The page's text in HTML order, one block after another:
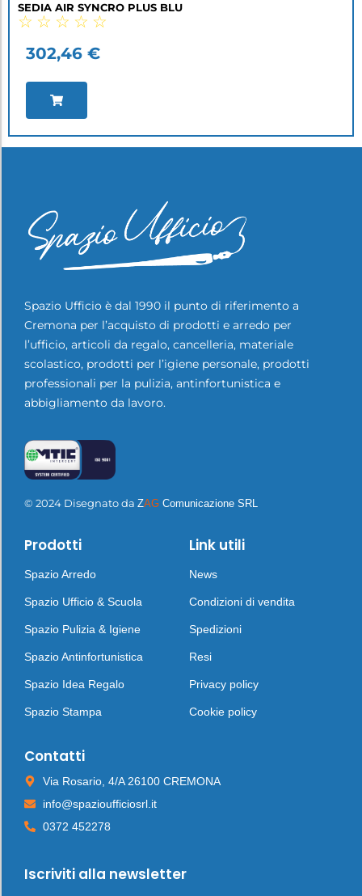
SEDIA AIR SYNCRO PLUS BLU
☆ ☆ ☆ ☆ ☆
302,46 €
Spazio Ufficio è dal 1990 il punto di riferimento a
Cremona per l’acquisto di prodotti e arredo per
l’ufficio, articoli da regalo, cancelleria, materiale
scolastico, prodotti per l’igiene personale, prodotti
professionali per la pulizia, antinfortunistica e
abbigliamento da lavoro.
© 2024 Disegnato da ZAG Comunicazione SRL
Prodotti
Spazio Arredo
Spazio Ufficio & Scuola
Spazio Pulizia & Igiene
Spazio Antinfortunistica
Spazio Idea Regalo
Spazio Stampa
Link utili
News
Condizioni di vendita
Spedizioni
Resi
Privacy policy
Cookie policy
Contatti
Via Rosario, 4/A 26100 CREMONA
info@spazioufficiosrl.it
0372 452278
Iscriviti alla newsletter